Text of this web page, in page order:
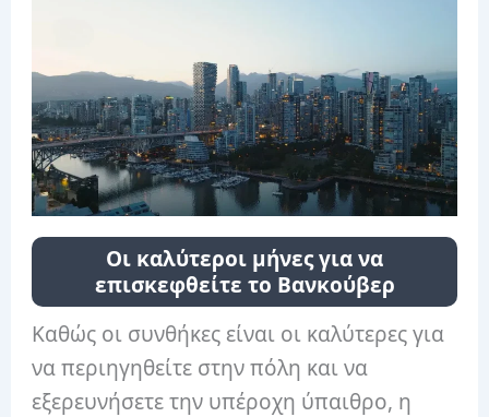
Οι καλύτεροι μήνες για να
επισκεφθείτε το Βανκούβερ
Καθώς οι συνθήκες είναι οι καλύτερες για
να περιηγηθείτε στην πόλη και να
εξερευνήσετε την υπέροχη ύπαιθρο, η